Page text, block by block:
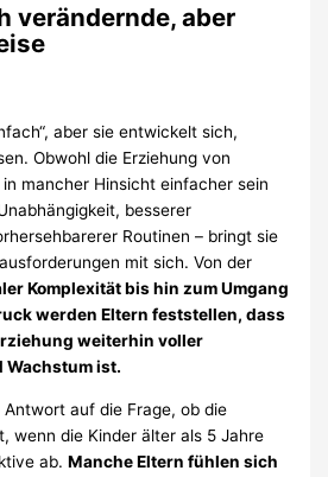
verändernde, aber
aber sie entwickelt sich,
Obwohl die Erziehung von
mancher Hinsicht einfacher sein
besserer
Routinen – bringt sie
mit sich. Von der
Komplexität bis hin zum Umgang
werden Eltern feststellen, dass
weiterhin voller
Wachstum ist.
auf die Frage, ob die
wenn die Kinder älter als 5 Jahre
ab.Manche Eltern fühlen sich